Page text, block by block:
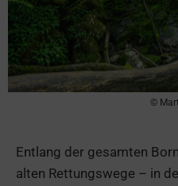
Entlang der gesamten
alten Rettungswege – in
©